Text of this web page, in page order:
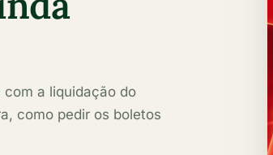
a liquidação do
como pedir os boletos